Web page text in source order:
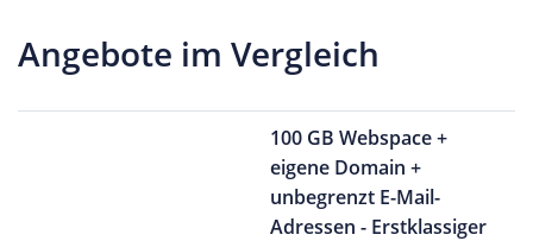
Angebote im Vergleich
100 GB Webspace +
eigene Domain +
unbegrenzt E-Mail-
Adressen - Erstklassiger